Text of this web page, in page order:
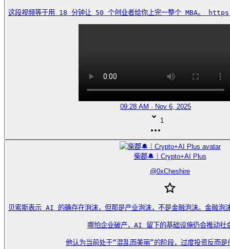
这段视频等于用 18 分钟让 50 个创业者给你上完一整个 MBA。
09:28 AM · Nov 6, 2025
1
柴郡🔔｜Crypto+AI Plus
@0xCheshire
贝索斯表示 AI 的确存在泡沫，但那是产业泡沫，不是金融泡沫。金融泡
哪怕企业破产，AI 留下的基础设施仍会推动社
他认为当前处于“混乱而美丽”的阶段，过度投资反而是